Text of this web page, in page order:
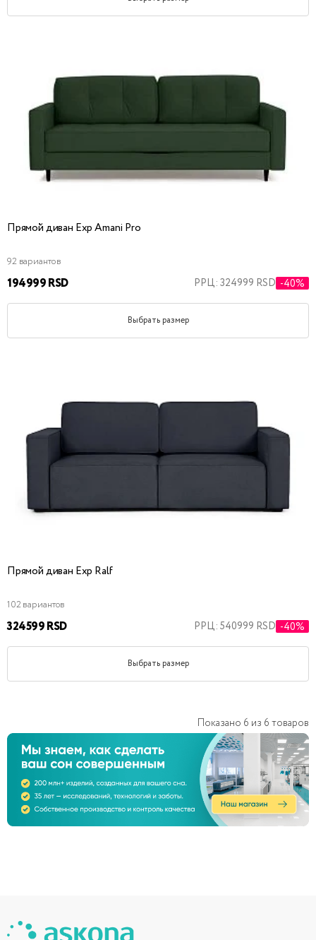
Прямой диван Exp Amani Pro
92 вариантов
194999 RSD РРЦ: 324999 RSD -40%
Выбрать размер
Прямой диван Exp Ralf
102 вариантов
324599 RSD РРЦ: 540999 RSD -40%
Выбрать размер
Показано 6 из 6 товаров